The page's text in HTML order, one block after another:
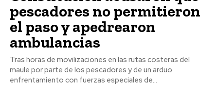
pescadores no permitieron
el paso y apedrearon
ambulancias
Tras horas de movilizaciones en las rutas costeras del
maule por parte de los pescadores y de un arduo
enfrentamiento con fuerzas especiales de...